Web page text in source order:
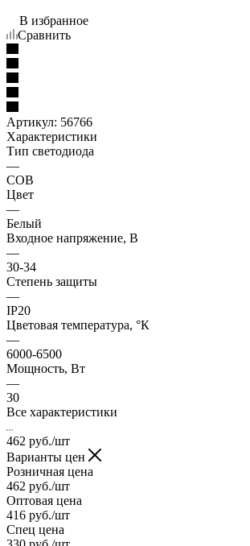
В избранное
Сравнить
Артикул: 56766
Характеристики
Тип светодиода
—
COB
Цвет
—
Белый
Входное напряжение, В
—
30-34
Степень защиты
—
IP20
Цветовая температура, °К
—
6000-6500
Мощность, Вт
—
30
Все характеристики
462 руб./шт
Варианты цен
Розничная цена
462 руб./шт
Оптовая цена
416 руб./шт
Спец цена